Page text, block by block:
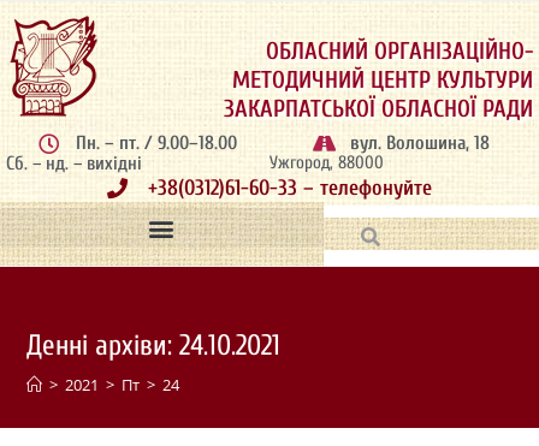
ОБЛАСНИЙ ОРГАНІЗАЦІЙНО-
МЕТОДИЧНИЙ ЦЕНТР КУЛЬТУРИ
ЗАКАРПАТСЬКОЇ ОБЛАСНОЇ РАДИ
Пн. – пт. / 9.00–18.00
Сб. – нд. – вихідні
вул. Волошина, 18
Ужгород, 88000
+38(0312)61-60-33 – телефонуйте
Денні архіви: 24.10.2021
> 2021 > Пт > 24